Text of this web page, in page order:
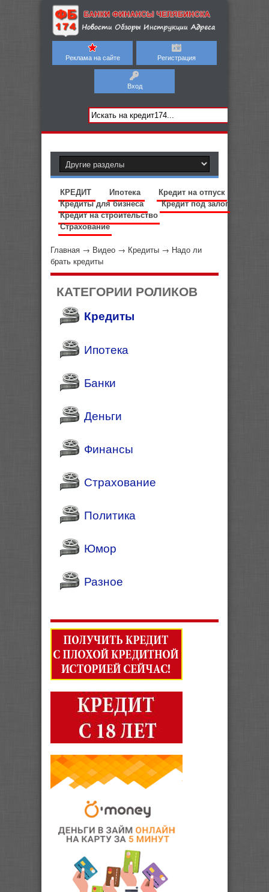
Реклама на сайте Регистрация
Вход
КРЕДИТ Ипотека
Кредит на отпуск
Кредиты для бизнеса
Кредит под залог
Кредит на строительство
Страхование
Главная → Видео → Кредиты → Надо ли
брать кредиты
КАТЕГОРИИ РОЛИКОВ
Кредиты
Ипотека
Банки
Деньги
Финансы
Страхование
Политика
Юмор
Разное